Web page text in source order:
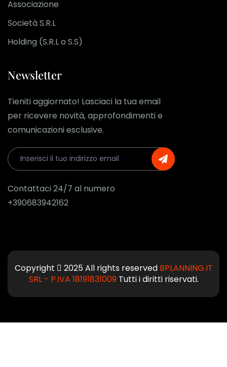
Associazione
Società S.R.L
Holding (S.R.L o S.S)
Newsletter
Tieniti aggiornato! Lasciaci la tua email
per ricevere novità, approfondimenti e
comunicazioni esclusive.
Contattaci 24/7 al numero
+390683942162
Copyright 2025 All rights reserved BPLANNING.IT
SRL - P.IVA 18191831009Tutti i diritti riservati.